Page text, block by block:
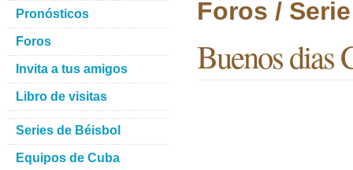
Foros /
Buenos dias
Pronósticos
Foros
Invita a tus amigos
Libro de visitas
Series de Béisbol
Equipos de Cuba